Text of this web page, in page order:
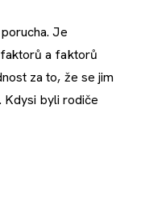
Je
a faktorů
za to, že se jim
Kdysi byli rodiče